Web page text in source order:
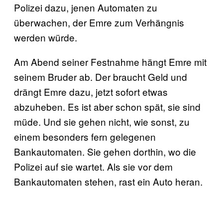
Polizei dazu, jenen Automaten zu
überwachen, der Emre zum Verhängnis
werden würde.
Am Abend seiner Festnahme hängt Emre mit
seinem Bruder ab. Der braucht Geld und
drängt Emre dazu, jetzt sofort etwas
abzuheben. Es ist aber schon spät, sie sind
müde. Und sie gehen nicht, wie sonst, zu
einem besonders fern gelegenen
Bankautomaten. Sie gehen dorthin, wo die
Polizei auf sie wartet. Als sie vor dem
Bankautomaten stehen, rast ein Auto heran.